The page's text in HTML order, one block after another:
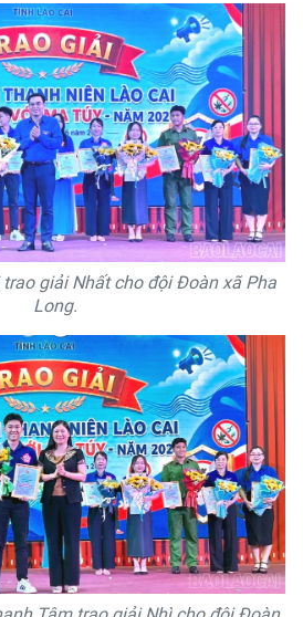
giải Nhất cho đội Đoàn xã Pha
Long.